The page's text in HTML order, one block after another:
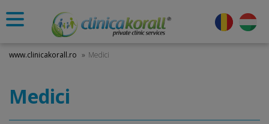
www.clinicakorall.ro » Medici
Medici